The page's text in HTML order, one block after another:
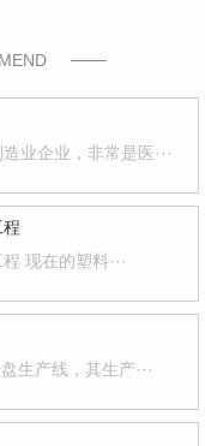
业企业，非常是医···
现在的塑料···
生产线，其生产···